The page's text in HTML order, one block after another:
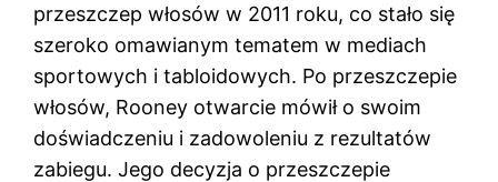
przeszczep włosów w 2011 roku, co stało się
szeroko omawianym tematem w mediach
sportowych i tabloidowych. Po przeszczepie
włosów, Rooney otwarcie mówił o swoim
doświadczeniu i zadowoleniu z rezultatów
zabiegu. Jego decyzja o przeszczepie